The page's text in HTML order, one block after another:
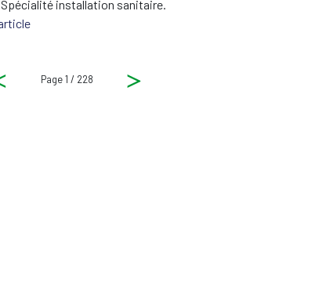
installation sanitaire.
Page 1 / 228